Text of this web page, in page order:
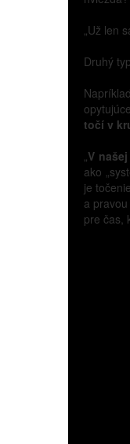
„Už len
Druhý
točí v
„V
ako
je
a
pre čas,